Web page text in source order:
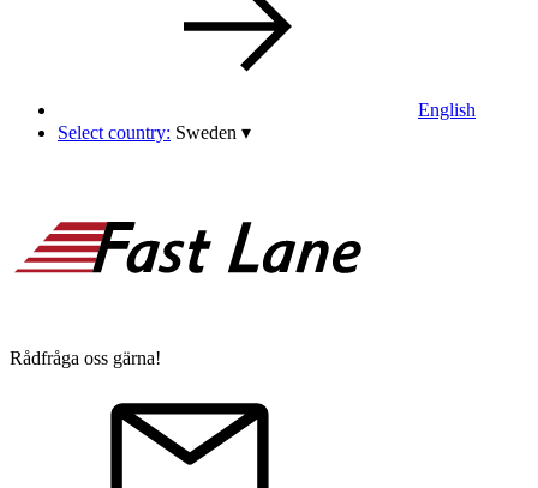
English
Select country: Sweden ▾
Rådfråga oss gärna!